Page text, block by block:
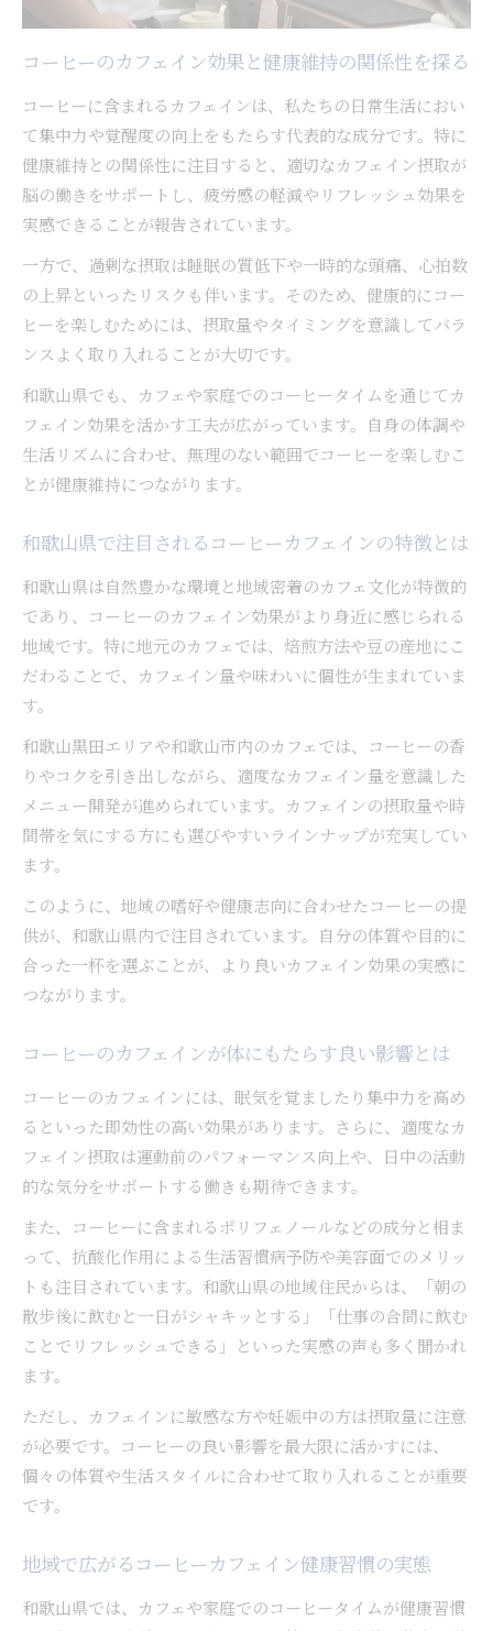
コーヒーのカフェインがもたらす集中力アップ術
説
仕事効率化に役立つコーヒーのカフェイン効果
コーヒーで集中力を維持するタイミングの工夫
カフェインの特性を活かしたコーヒーの飲み方
コーヒーと集中力アップの実践的な方法
健康を意識したコーヒー摂取タイミングの選び
カフェイン効果を高めるコーヒーの飲む時間例
コーヒーと健康維持に適したタイミングを解説
摂取タイミングで変わるコーヒーの健康効果
昼寝前コーヒーのカフェイン効果で午後も快適
に
コーヒーで昼寝の質を高めるカフェイン活用法
カフェインを活かした昼寝前コーヒーのポイン
ト
短時間昼寝に効果的なコーヒーの飲み方とは
コーヒーとカフェイン効果の賢い実感ポイント
コーヒーのカフェイン効果を感じやすい工夫
カフェインとコーヒーの賢い選び方と実感法
コーヒーで健康的にカフェイン効果を得るコツ
生活習慣に役立つコーヒー実感ポイント紹介
コーヒーのカフェイン効果と健康維持の関係性を探る
コーヒーに含まれるカフェインは、私たちの日常生活におい
て集中力や覚醒度の向上をもたらす代表的な成分です。特に
健康維持との関係性に注目すると、適切なカフェイン摂取が
脳の働きをサポートし、疲労感の軽減やリフレッシュ効果を
実感できることが報告されています。
一方で、過剰な摂取は睡眠の質低下や一時的な頭痛、心拍数
の上昇といったリスクも伴います。そのため、健康的にコー
ヒーを楽しむためには、摂取量やタイミングを意識してバラ
ンスよく取り入れることが大切です。
和歌山県でも、カフェや家庭でのコーヒータイムを通じてカ
フェイン効果を活かす工夫が広がっています。自身の体調や
生活リズムに合わせ、無理のない範囲でコーヒーを楽しむこ
とが健康維持につながります。
和歌山県で注目されるコーヒーカフェインの特徴とは
和歌山県は自然豊かな環境と地域密着のカフェ文化が特徴的
であり、コーヒーのカフェイン効果がより身近に感じられる
地域です。特に地元のカフェでは、焙煎方法や豆の産地にこ
だわることで、カフェイン量や味わいに個性が生まれていま
す。
和歌山黒田エリアや和歌山市内のカフェでは、コーヒーの香
りやコクを引き出しながら、適度なカフェイン量を意識した
メニュー開発が進められています。カフェインの摂取量や時
間帯を気にする方にも選びやすいラインナップが充実してい
ます。
このように、地域の嗜好や健康志向に合わせたコーヒーの提
供が、和歌山県内で注目されています。自分の体質や目的に
合った一杯を選ぶことが、より良いカフェイン効果の実感に
つながります。
コーヒーのカフェインが体にもたらす良い影響とは
コーヒーのカフェインには、眠気を覚ましたり集中力を高め
るといった即効性の高い効果があります。さらに、適度なカ
フェイン摂取は運動前のパフォーマンス向上や、日中の活動
的な気分をサポートする働きも期待できます。
また、コーヒーに含まれるポリフェノールなどの成分と相ま
って、抗酸化作用による生活習慣病予防や美容面でのメリッ
トも注目されています。和歌山県の地域住民からは、「朝の
散歩後に飲むと一日がシャキッとする」「仕事の合間に飲む
ことでリフレッシュできる」といった実感の声も多く聞かれ
ます。
ただし、カフェインに敏感な方や妊娠中の方は摂取量に注意
が必要です。コーヒーの良い影響を最大限に活かすには、
個々の体質や生活スタイルに合わせて取り入れることが重要
です。
地域で広がるコーヒーカフェイン健康習慣の実態
和歌山県では、カフェや家庭でのコーヒータイムが健康習慣